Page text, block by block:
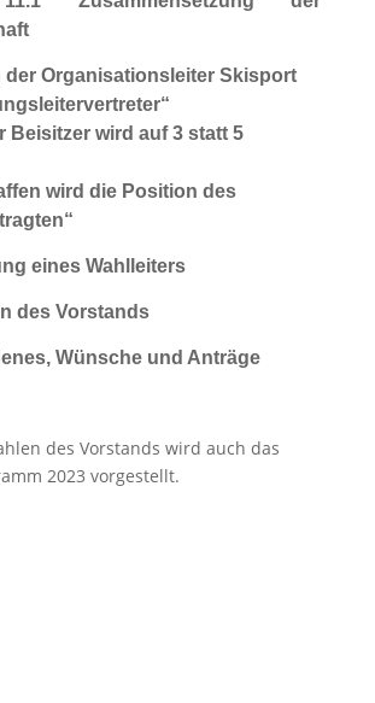
der Organisationsleiter Skisport
Beisitzer wird auf 3 statt 5
wird die Position des
eines Wahlleiters
des Vorstands
Wünsche und Anträge
des Vorstands wird auch das
2023 vorgestellt.